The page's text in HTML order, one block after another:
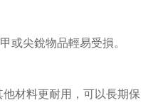
或尖銳物品輕易受損。
材料更耐用，可以長期保